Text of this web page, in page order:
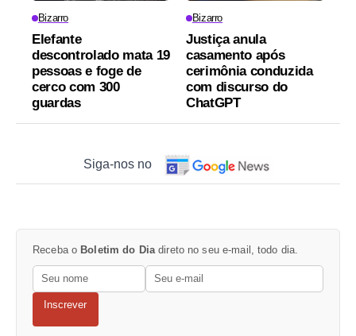
Bizarro
Elefante
descontrolado mata 19
pessoas e foge de
cerco com 300
guardas
Bizarro
Justiça anula
casamento após
cerimônia conduzida
com discurso do
ChatGPT
Siga-nos no
Receba o Boletim do Diadireto no seu e-mail, todo dia.
Inscrever